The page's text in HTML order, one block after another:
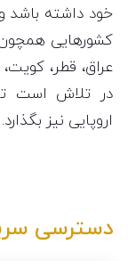
خود داشته باشد
کشورهایی همچون
عراق، قطر،
در تلاش است تا
اروپایی نیز بگذارد.
دسترسی